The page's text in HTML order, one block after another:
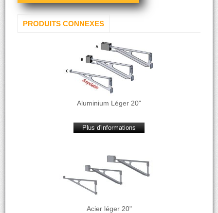
PRODUITS CONNEXES
Aluminium Léger 20"
Plus d'informations
Acier léger 20"